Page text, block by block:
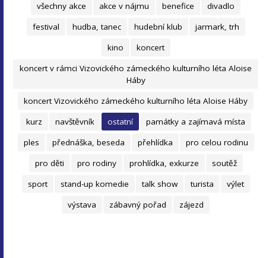
všechny akce
akce v nájmu benefice
divadlo
festival
hudba, tanec hudební klub
jarmark, trh
kino
koncert
koncert v rámci Vizovického zámeckého kulturního léta Aloise
Háby
koncert Vizovického zámeckého kulturního léta Aloise Háby
kurz
navštěvník ostatní
památky a zajímavá místa
ples
přednáška, beseda přehlídka
pro celou rodinu
pro děti
pro rodiny prohlídka, exkurze
soutěž
sport
stand-up komedie talk show turista
výlet
výstava
zábavný pořad zájezd